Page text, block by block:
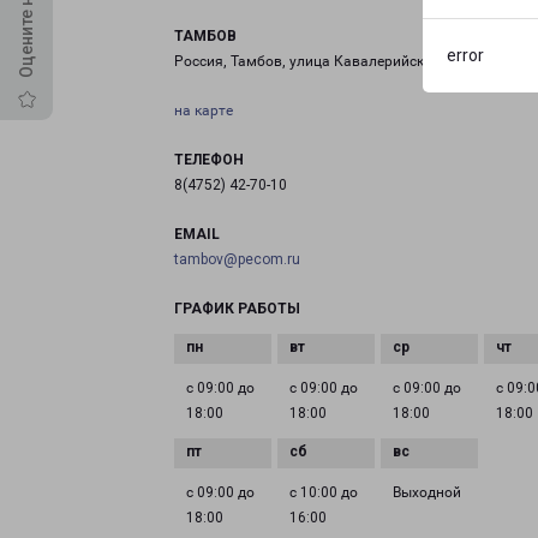
error
ТАМБОВ
Россия, Тамбов, улица Кавалерийская, 13А
на карте
ТЕЛЕФОН
8(4752) 42-70-10
EMAIL
tambov@pecom.ru
ГРАФИК РАБОТЫ
с 09:00 до
18:00
с 09:00 до
18:00
с 09:00 до
18:00
с
18:00
с 09:00 до
18:00
с 10:00 до
16:00
Выходной